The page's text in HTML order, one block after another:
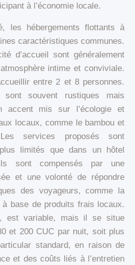
à l’économie locale.
les hébergements flottants à
caractéristiques communes.
d’accueil sont généralement
intime et conviviale.
entre 2 et 8 personnes.
sont souvent rustiques mais
accent mis sur l’écologie et
locaux, comme le bambou et
services proposés sont
limités que dans un hôtel
sont compensés par une
et une volonté de répondre
des voyageurs, comme la
à base de produits frais locaux.
est variable, mais il se situe
et 200 CUC par nuit, soit plus
standard, en raison de
et des coûts liés à l’entretien